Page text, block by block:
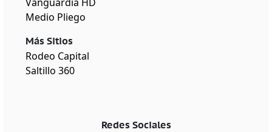
Medio Pliego
Más Sitios
Rodeo Capital
Saltillo 360
Redes Sociales